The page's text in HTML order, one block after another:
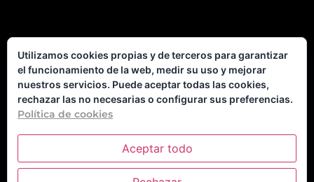
MI CUENTA
Usuario o e-mail
Contraseña
Recuérdame
Utilizamos cookies propias y de terceros para garantizar
el funcionamiento de la web, medir su uso y mejorar
nuestros servicios. Puede aceptar todas las cookies,
rechazar las no necesarias o configurar sus preferencias.
Política de cookies
Aceptar todo